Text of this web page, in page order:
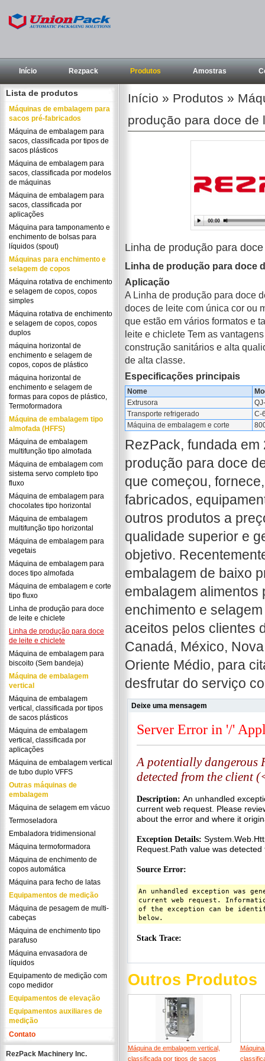
Início Rezpack Produtos Amostras
Lista de produtos
Máquinas de embalagem para
sacos pré-fabricados
Máquina de embalagem para
sacos, classificada por tipos de
sacos plásticos
Máquina de embalagem para
sacos, classificada por modelos
de máquinas
Máquina de embalagem para
sacos, classificada por
aplicações
Máquina para tamponamento e
enchimento de bolsas para
líquidos (spout)
Máquinas para enchimento e
selagem de copos
Máquina rotativa de enchimento
e selagem de copos, copos
simples
Máquina rotativa de enchimento
e selagem de copos, copos
duplos
máquina horizontal de
enchimento e selagem de
copos, copos de plástico
máquina horizontal de
enchimento e selagem de
formas para copos de plástico,
Termoformadora
Máquina de embalagem tipo
almofada (HFFS)
Máquina de embalagem
multifunção tipo almofada
Máquina de embalagem com
sistema servo completo tipo
fluxo
Máquina de embalagem para
chocolates tipo horizontal
Máquina de embalagem
multifunção tipo horizontal
Máquina de embalagem para
vegetais
Máquina de embalagem para
doces tipo almofada
Máquina de embalagem e corte
tipo fluxo
Linha de produção para doce
de leite e chiclete
Linha de produção para doce
de leite e chiclete
Máquina de embalagem para
biscoito (Sem bandeja)
Máquina de embalagem
vertical
Máquina de embalagem
vertical, classificada por tipos
de sacos plásticos
Máquina de embalagem
vertical, classificada por
aplicações
Máquina de embalagem vertical
de tubo duplo VFFS
Outras máquinas de
embalagem
Máquina de selagem em vácuo
Termoseladora
Embaladora tridimensional
Máquina termoformadora
Máquina de enchimento de
copos automática
Máquina para fecho de latas
Equipamentos de medição
Máquina de pesagem de multi-
cabeças
Máquina de enchimento tipo
parafuso
Máquina envasadora de
líquidos
Equipamento de medição com
copo medidor
Equipamentos de elevação
Equipamentos auxiliares de
medição
Contato
RezPack Machinery Inc.
Início » Produtos »
produção para doce de
Linha de produção para
Linha de produção para doce
Aplicação
A Linha de produção para doce
doces de leite com única cor ou
que estão em vários formatos e
leite e chiclete Tem as
construção sanitários e alta
de alta classe.
Especificações principais
Nome
Extrusora
Transporte refrigerado
C-
Máquina de embalagem e corte
RezPack, fundada
produção para doce
que começou,
fabricados,
outros produtos a
qualidade superior e
objetivo.
embalagem de baixo
embalagem alimentos
enchimento e
aceitos pelos clientes
Canadá, México,
Oriente Médio, para
desfrutar do serviço
Deixe uma mensagem
Outros Produtos
Máquina de embalagem vertical,
classificada por tipos de sacos